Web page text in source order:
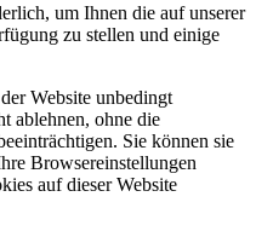
um Ihnen die auf unserer
zu stellen und einige
Website unbedingt
ablehnen, ohne die
Sie können sie
Browsereinstellungen
auf dieser Website